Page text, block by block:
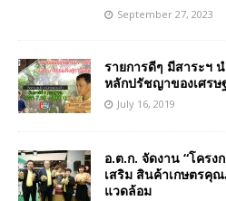
September 27, 2023
รายการดีๆ มีสาระฯ
หลักปรัชญาของเศรษ
July 16, 2019
อ.ต.ก. จัดงาน “โคร
เสริม สินค้าเกษตรคุ
แวดล้อม